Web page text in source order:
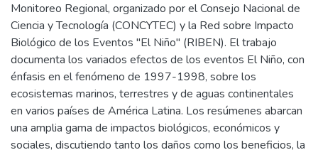
Monitoreo Regional, organizado por el Consejo Nacional de
Ciencia y Tecnología (CONCYTEC) y la Red sobre Impacto
Biológico de los Eventos "El Niño" (RIBEN). El trabajo
documenta los variados efectos de los eventos El Niño, con
énfasis en el fenómeno de 1997-1998, sobre los
ecosistemas marinos, terrestres y de aguas continentales
en varios países de América Latina. Los resúmenes abarcan
una amplia gama de impactos biológicos, económicos y
sociales, discutiendo tanto los daños como los beneficios, la